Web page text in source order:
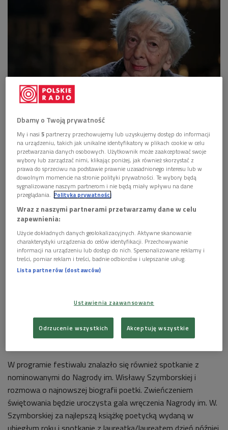
Wisława Szymborska Foto: Rafal Guz/Forum
Zdjęcia, wyklejanki i mozaiki w Pałacu Potockich
Rok 2023 to Rok Wisławy Szymborskiej, dlatego
na Festiwalu Miłosza nie mogło zabraknąć wydarzeń
związanych z krakowską noblistką.
- W Pałacu Potockich przy Rynku Głównym, głównym
centrum festiwalowym, będzie można podziwiać wystawy
poświęcone poetce. Będą to zdjęcia wykonane przez słynną
fotografkę Joannę Helander. Będzie też można zobaczyć
wyklejanki Joanny Więcław,inspirowane słynnymi
wyklejankami Wisławy Szymborskiej
podziwiać mozaiki Justyny Budzyn, także korespondujące z
Świątkowska.
W programie festiwalu znalazło się również spotkanie z
nominowanymi do Nagrody im. Wisławy Szymborskiej i
rozmowa o najnowszej biografii poetki. Zwieńczeniem
świętowania będzie uroczysta gala wręczenia Nagrody im. W.
Szymborskiej za najlepszą książkę poetycką wydaną w
Dbamy o Twoją prywatność
My i nasi5 partnerzy przechowujemy lub uzyskujemy dostęp do informacji
na urządzeniu, takich jak unikalne identyfikatory w plikach cookie w celu
przetwarzania danych osobowych. Użytkownik może zaakceptować swoje
wybory lub zarządzać nimi, klikając poniżej, jak również skorzystać z
prawa do sprzeciwu na podstawie prawnie uzasadnionego interesu lub w
dowolnym momencie na stronie polityki prywatności. Te wybory będą
sygnalizowane naszym partnerom i nie będą miały wpływu na dane
przeglądania. Polityka prywatności
Wraz z naszymi partnerami przetwarzamy dane w celu
zapewnienia:
Użycie dokładnych danych geolokalizacyjnych. Aktywne skanowanie
charakterystyki urządzenia do celów identyfikacji. Przechowywanie
informacji na urządzeniu lub dostęp do nich. Spersonalizowane reklamy i
treści, pomiar reklam i treści, badnie odbiorców i ulepszanie usług.
Lista partnerów (dostawców)
Ustawienia zaawansowane
Odrzucenie wszystkich Akceptuję wszystkie